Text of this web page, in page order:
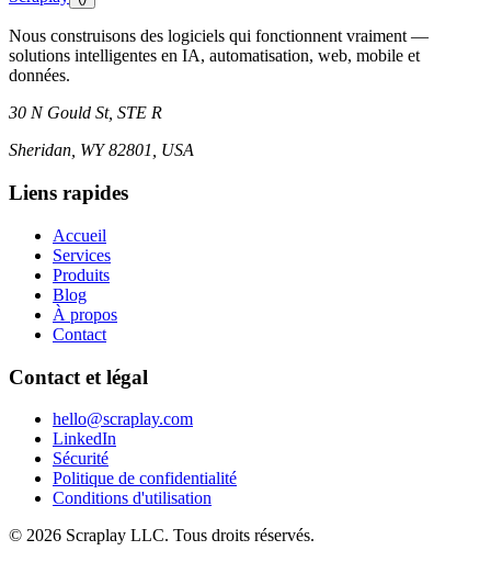
Nous construisons des logiciels qui fonctionnent vraiment —
solutions intelligentes en IA, automatisation, web, mobile et
données.
30 N Gould St, STE R
Sheridan, WY 82801, USA
Liens rapides
Accueil
Services
Produits
Blog
À propos
Contact
Contact et légal
hello@scraplay.com
LinkedIn
Sécurité
Politique de confidentialité
Conditions d'utilisation
© 2026 Scraplay LLC. Tous droits réservés.